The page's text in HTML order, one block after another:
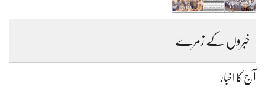
خبروں کے زمرے
آج کا اخبار